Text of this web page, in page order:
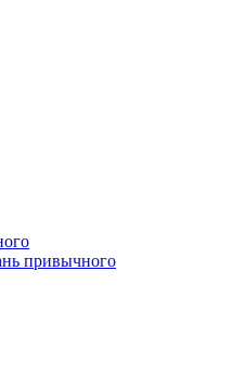
привычного